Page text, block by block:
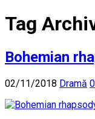
Tag
Bohemian
02/11/2018 Dramă 0